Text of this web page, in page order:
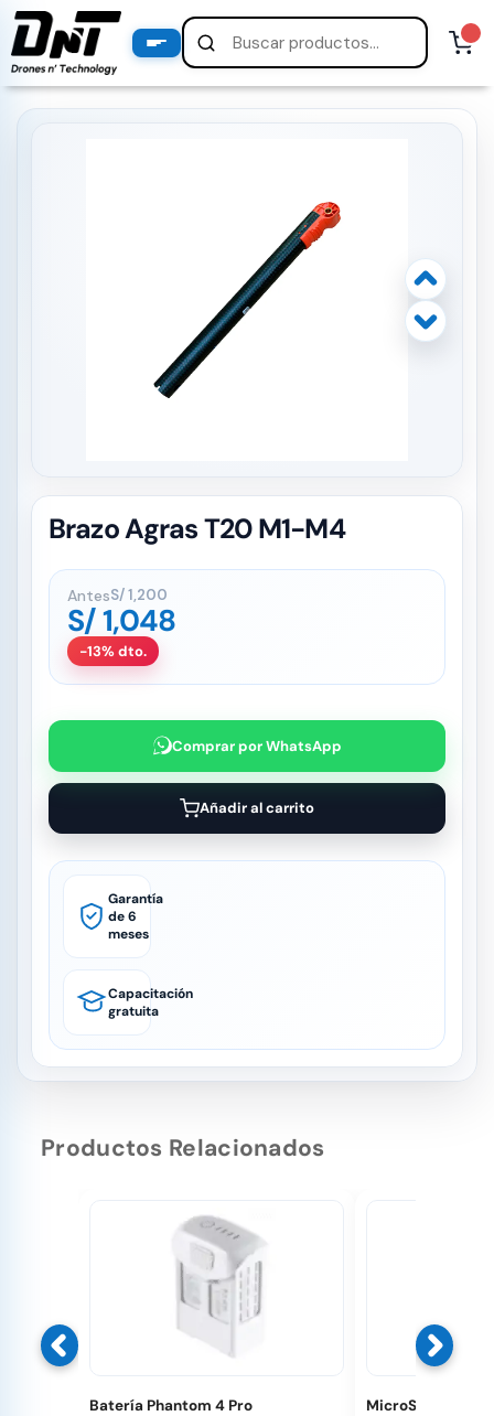
Brazo Agras T20 M1-M4
AntesS/1,200
S/1,048
-13% dto.
Comprar por WhatsApp
Añadir al carrito
Garantía
de 6
meses
Capacitación
gratuita
Productos Relacionados
Batería Phantom 4 Pro MicroSD
PRODUCTOS
productos destacados